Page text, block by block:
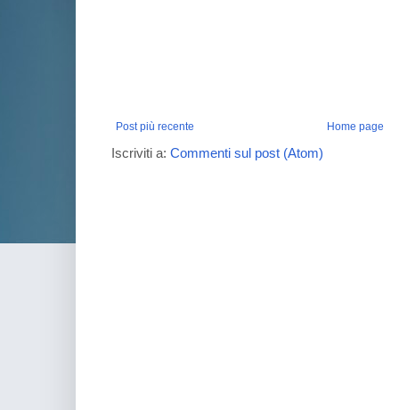
Post più recente Home page
Iscriviti a: Commenti sul post (Atom)